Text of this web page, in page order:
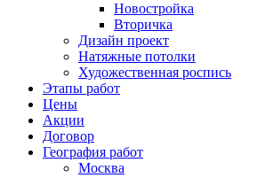
Новостройка
Вторичка
Дизайн проект
Натяжные потолки
Художественная роспись
Этапы работ
Цены
Акции
Договор
География работ
Москва